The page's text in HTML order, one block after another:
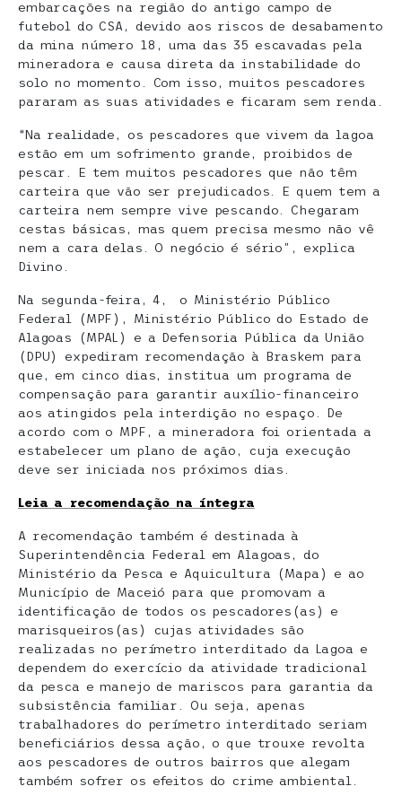
embarcações na região do antigo campo de
futebol do CSA, devido aos riscos de desabamento
da mina número 18, uma das 35 escavadas pela
mineradora e causa direta da instabilidade do
solo no momento. Com isso, muitos pescadores
pararam as suas atividades e ficaram sem renda.
“Na realidade, os pescadores que vivem da lagoa
estão em um sofrimento grande, proibidos de
pescar. E tem muitos pescadores que não têm
carteira que vão ser prejudicados. E quem tem a
carteira nem sempre vive pescando. Chegaram
cestas básicas, mas quem precisa mesmo não vê
nem a cara delas. O negócio é sério”, explica
Divino.
Na segunda-feira, 4, o Ministério Público
Federal (MPF), Ministério Público do Estado de
Alagoas (MPAL) e a Defensoria Pública da União
(DPU) expediram recomendação à Braskem para
que, em cinco dias, institua um programa de
compensação para garantir auxílio-financeiro
aos atingidos pela interdição no espaço. De
acordo com o MPF, a mineradora foi orientada a
estabelecer um plano de ação, cuja execução
deve ser iniciada nos próximos dias.
Leia a recomendação na íntegra
A recomendação também é destinada à
Superintendência Federal em Alagoas, do
Ministério da Pesca e Aquicultura (Mapa) e ao
Município de Maceió para que promovam a
identificação de todos os pescadores(as) e
marisqueiros(as) cujas atividades são
realizadas no perímetro interditado da Lagoa e
dependem do exercício da atividade tradicional
da pesca e manejo de mariscos para garantia da
subsistência familiar. Ou seja, apenas
trabalhadores do perímetro interditado seriam
beneficiários dessa ação, o que trouxe revolta
aos pescadores de outros bairros que alegam
também sofrer os efeitos do crime ambiental.